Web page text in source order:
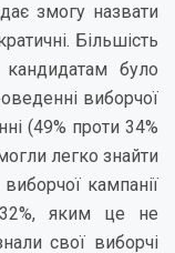
змогу назвати
Більшість
було
виборчої
(49% проти 34%
легко знайти
кампанії
32%, яким це не
свої виборчі